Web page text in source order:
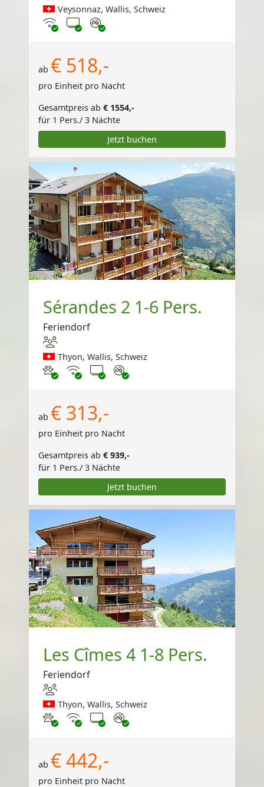
Veysonnaz, Wallis, Schweiz
Internet
TV Nichtraucher
ab € 518,-
pro Einheit pro Nacht
Gesamtpreis ab € 1554,-
für 1 Pers./ 3 Nächte
Jetzt buchen
Sérandes 2 1-6 Pers.
Feriendorf
Thyon, Wallis, Schweiz
Haustiere erlaubt
Internet
TV Nichtraucher
ab € 313,-
pro Einheit pro Nacht
Gesamtpreis ab € 939,-
für 1 Pers./ 3 Nächte
Jetzt buchen
Les Cîmes 4 1-8 Pers.
Feriendorf
Thyon, Wallis, Schweiz
Haustiere erlaubt
Internet
TV Nichtraucher
ab € 442,-
pro Einheit pro Nacht